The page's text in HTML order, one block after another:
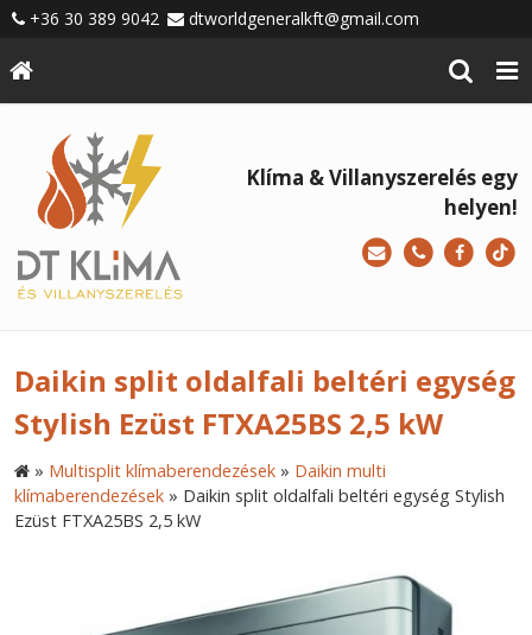
+36 30 389 9042 dtworldgeneralkft@gmail.com
Klíma & Villanyszerelés egy
helyen!
Daikin split oldalfali beltéri egység
Stylish Ezüst FTXA25BS 2,5 kW
» Multisplit klímaberendezések » Daikin multi
klímaberendezések » Daikin split oldalfali beltéri egység Stylish
Ezüst FTXA25BS 2,5 kW